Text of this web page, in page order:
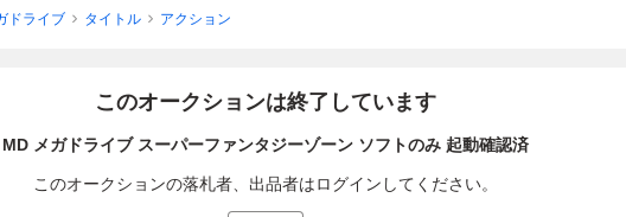
ドライブ タイトル アクション
このオークションは終了しています
MD メガドライブ スーパーファンタジーゾーン ソフトのみ 起動確認済
このオークションの落札者、出品者はログインしてください。